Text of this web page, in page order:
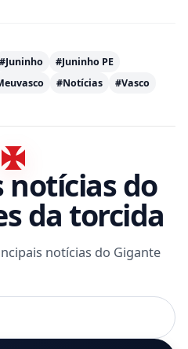
#Juninho
#Juninho PE
#Notícias
#Vasco
notícias do
da torcida
notícias do Gigante